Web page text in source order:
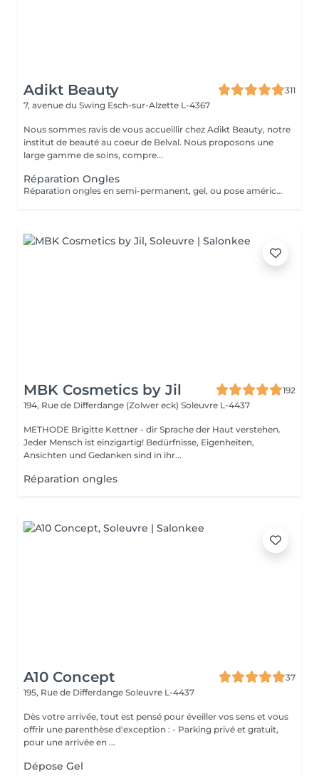
Adikt Beauty
311
7, avenue du Swing Esch-sur-Alzette L-4367
Nous sommes ravis de vous accueillir chez Adikt Beauty, notre
institut de beauté au coeur de Belval. Nous proposons une
large gamme de soins, compre...
Réparation Ongles
Réparation ongles en semi-permanent, gel, ou pose américaine. Les réparations ne sont pas facturées si la pose a été réalisée dans notre institut ET si la pose date de moins d'une semaine et demi.
MBK Cosmetics by Jil
192
194, Rue de Differdange (Zolwer eck) Soleuvre L-4437
METHODE Brigitte Kettner - dir Sprache der Haut verstehen.
Jeder Mensch ist einzigartig! Bedürfnisse, Eigenheiten,
Ansichten und Gedanken sind in ihr...
Réparation ongles
A10 Concept
37
195, Rue de Differdange Soleuvre L-4437
Dès votre arrivée, tout est pensé pour éveiller vos sens et vous
offrir une parenthèse d'exception : - Parking privé et gratuit,
pour une arrivée en ...
Dépose Gel